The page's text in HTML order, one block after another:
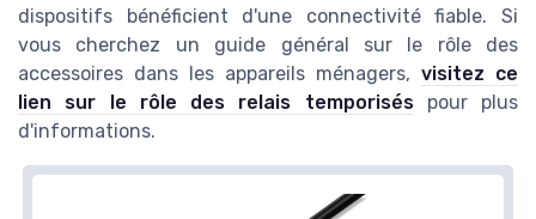
dispositifs bénéficient d'une connectivité fiable. Si
vous cherchez un guide général sur le rôle des
accessoires dans les appareils ménagers, visitez ce
lien sur le rôle des relais temporiséspour plus
d'informations.